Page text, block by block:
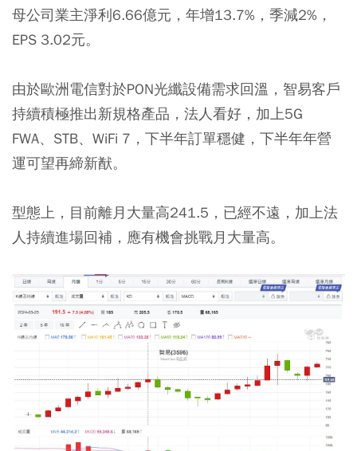
母公司業主淨利6.66億元，年增13.7%，季減2%，
EPS 3.02元。
由於歐洲電信對於PON光纖設備需求回溫，智易客戶
持續積極推出新規格產品，法人看好，加上5G
FWA、STB、WiFi 7，下半年訂單穩健，下半年年營
運可望再締新猷。
型態上，目前離月大量高241.5，已經不遠，加上法
人持續進場回補，應有機會挑戰月大量高。